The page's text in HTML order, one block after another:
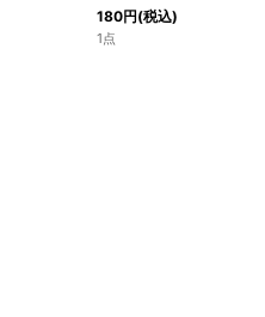
180円(税込)
1点